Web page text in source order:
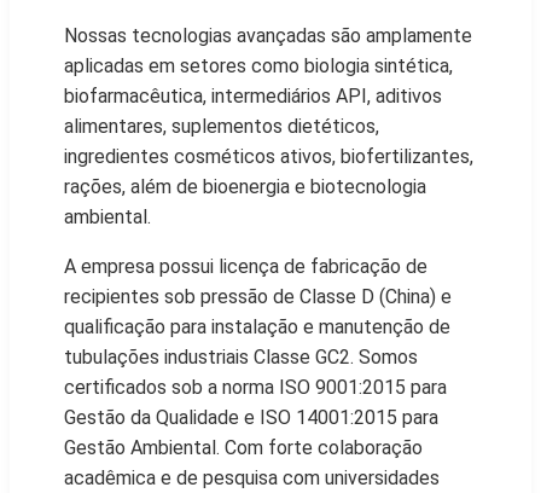
Nossas tecnologias avançadas são amplamente
aplicadas em setores como biologia sintética,
biofarmacêutica, intermediários API, aditivos
alimentares, suplementos dietéticos,
ingredientes cosméticos ativos, biofertilizantes,
rações, além de bioenergia e biotecnologia
ambiental.
A empresa possui licença de fabricação de
recipientes sob pressão de Classe D (China) e
qualificação para instalação e manutenção de
tubulações industriais Classe GC2. Somos
certificados sob a norma ISO 9001:2015 para
Gestão da Qualidade e ISO 14001:2015 para
Gestão Ambiental. Com forte colaboração
acadêmica e de pesquisa com universidades